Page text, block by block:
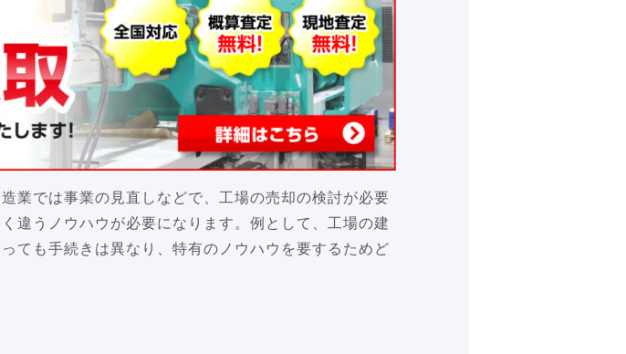
業では事業の見直しなどで、工場の売却の検討が必要
違うノウハウが必要になります。例として、工場の建
ても手続きは異なり、特有のノウハウを要するためど